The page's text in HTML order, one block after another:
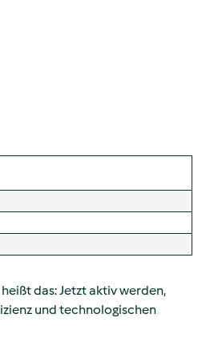
das: Jetzt aktiv werden,
und technologischen